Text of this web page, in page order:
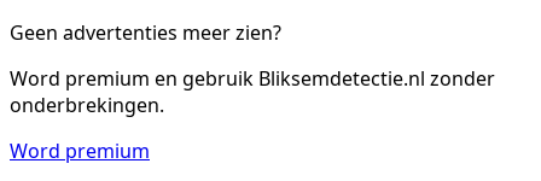
Geen advertenties meer zien?
Word premium en gebruik Bliksemdetectie.nl zonder
onderbrekingen.
Word premium